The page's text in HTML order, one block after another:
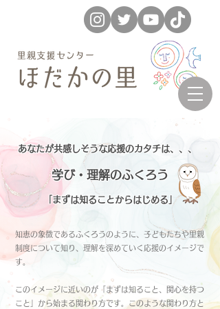
あなたが共感しそうな応援のカタチは、、、
学び・理解のふくろう
「まずは知ることからはじめる」
知恵の象徴であるふくろうのように、子どもたちや里親
制度について知り、理解を深めていく応援のイメージで
す
​このイメージに近いのが「まずは知ること、関心を持つ
こと」から始まる関わり方です。このような関わり方と